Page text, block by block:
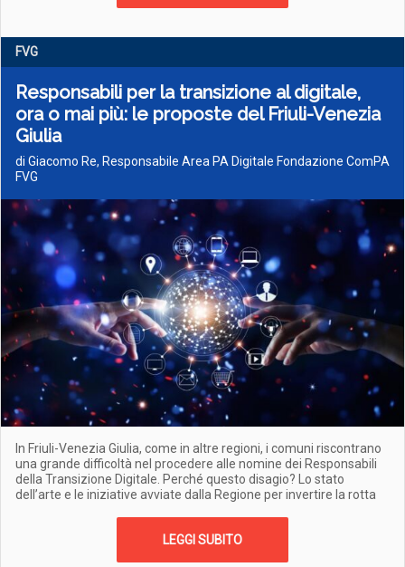
FVG
Responsabili per la transizione al digitale,
ora o mai più: le proposte del Friuli-Venezia
Giulia
di Giacomo Re, Responsabile Area PA Digitale Fondazione ComPA
FVG
In Friuli-Venezia Giulia, come in altre regioni, i comuni riscontrano
una grande difficoltà nel procedere alle nomine dei Responsabili
della Transizione Digitale. Perché questo disagio? Lo stato
dell’arte e le iniziative avviate dalla Regione per invertire la rotta
LEGGI SUBITO